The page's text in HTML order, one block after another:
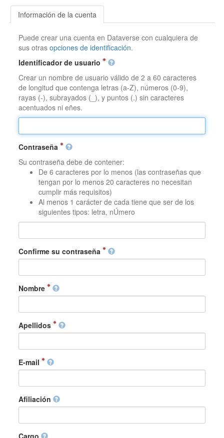
Información de la cuenta
Puede crear una cuenta en Dataverse con cualquiera de
sus otrasopciones de identificación.
Identificador de usuario
Crear un nombre de usuario válido de 2 a 60 caracteres
de longitud que contenga letras (a-Z), números (0-9),
rayas (-), subrayados (_), y puntos (.) sin caracteres
acentuados ni eñes.
Contraseña
Su contraseña debe de contener:
De 6 caracteres por lo menos (las contraseñas que
tengan por lo menos 20 caracteres no necesitan
cumplir más requisitos)
Al menos 1 carácter de cada tiene que ser de los
siguientes tipos: letra, nÚmero
Confirme su contraseña
Nombre
Apellidos
E-mail
Afiliación
Cargo